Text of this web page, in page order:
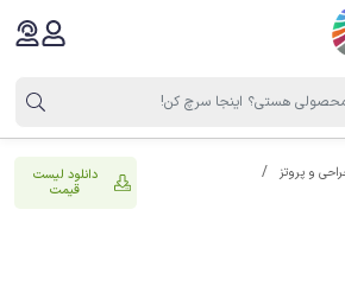
و پروتز
دانلود لیست
قیمت